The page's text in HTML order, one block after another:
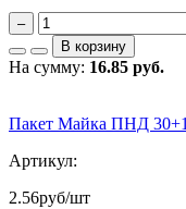
–
В корзину
На сумму: 16.85 руб.
Пакет Майка ПНД
Артикул:
2.56руб/шт